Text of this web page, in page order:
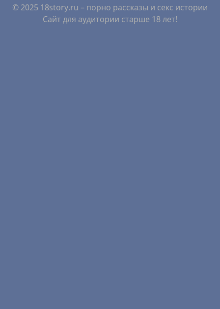
© 2025 18story.ru – порно рассказы и секс истории
Сайт для аудитории старше 18 лет!